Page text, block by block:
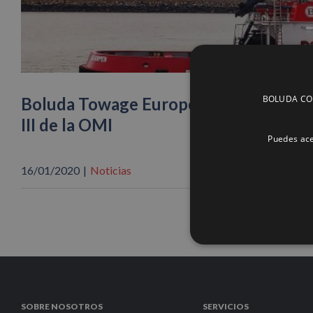
Boluda Towage Europe presenta el
III de la OMI
16/01/2020 | Noticias
SOBRE NOSOTROS SERVICIOS
BOLUDA
Puedes